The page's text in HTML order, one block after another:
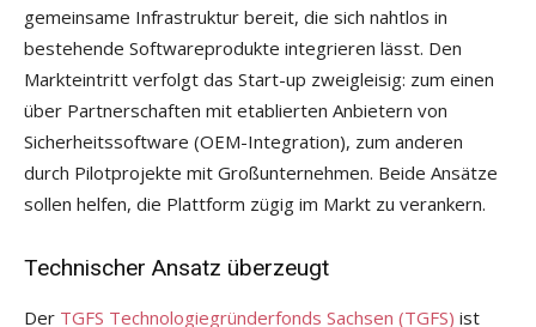
gemeinsame Infrastruktur bereit, die sich nahtlos in
bestehende Softwareprodukte integrieren lässt. Den
Markteintritt verfolgt das Start-up zweigleisig: zum einen
über Partnerschaften mit etablierten Anbietern von
Sicherheitssoftware (OEM-Integration), zum anderen
durch Pilotprojekte mit Großunternehmen. Beide Ansätze
sollen helfen, die Plattform zügig im Markt zu verankern.
Technischer Ansatz überzeugt
Der TGFS Technologiegründerfonds Sachsen (TGFS) ist